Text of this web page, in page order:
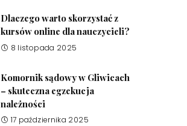
Dlaczego warto skorzystać z
kursów online dla nauczycieli?
8 listopada 2025
Komornik sądowy w Gliwicach
– skuteczna egzekucja
należności
17 października 2025